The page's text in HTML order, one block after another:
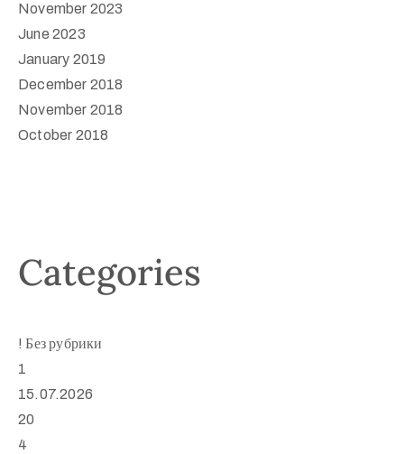
November 2023
June 2023
January 2019
December 2018
November 2018
October 2018
Categories
! Без рубрики
1
15.07.2026
20
4